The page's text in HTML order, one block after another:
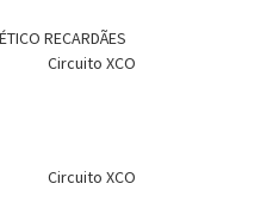
RECARDÃES
Circuito XCO
Circuito XCO